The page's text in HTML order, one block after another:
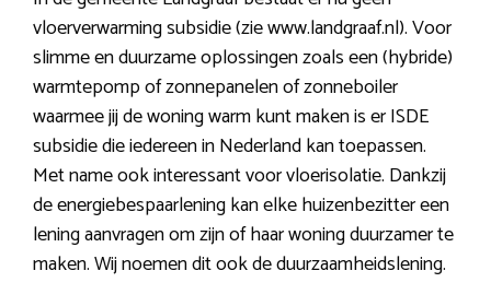
vloerverwarming subsidie (zie www.landgraaf.nl). Voor
slimme en duurzame oplossingen zoals een (hybride)
warmtepomp of zonnepanelen of zonneboiler
waarmee jij de woning warm kunt maken is er ISDE
subsidie die iedereen in Nederland kan toepassen.
Met name ook interessant voor vloerisolatie. Dankzij
de energiebespaarlening kan elke huizenbezitter een
lening aanvragen om zijn of haar woning duurzamer te
maken. Wij noemen dit ook de duurzaamheidslening.